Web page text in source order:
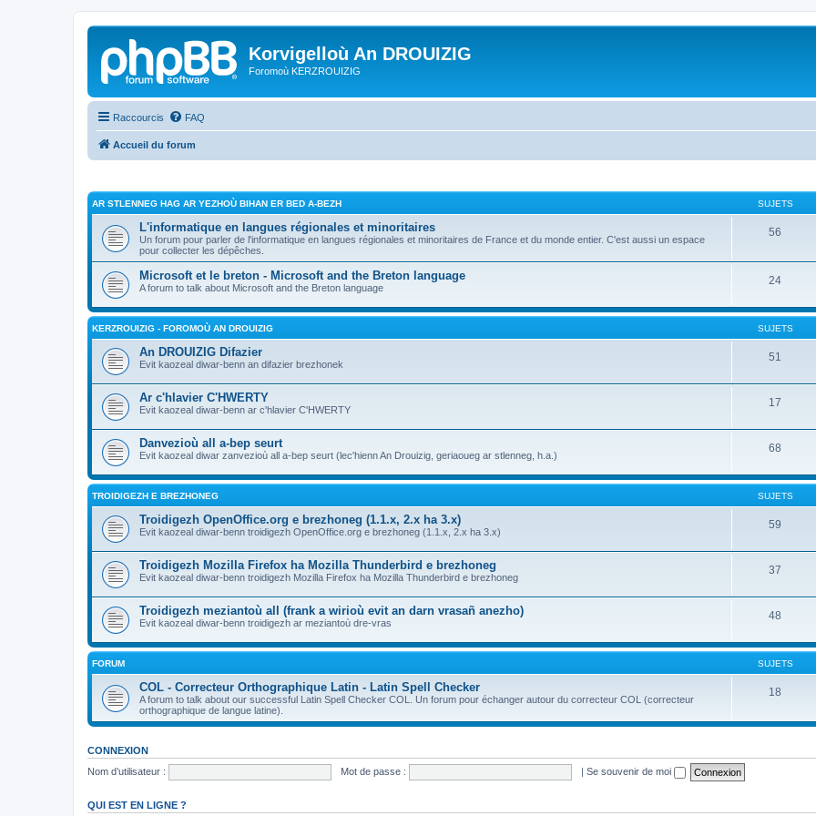
Korvigelloù An DROUIZIG
Foromoù KERZROUIZIG
Raccourcis FAQ
Accueil du forum
AR STLENNEG HAG AR YEZHOÙ BIHAN ER BED A-BEZH SUJETS
L'informatique en langues régionales et minoritaires
Un forum pour parler de l'informatique en langues régionales et minoritaires de France et du monde entier. C'est aussi un espace
pour collecter les dépêches.
56
Microsoft et le breton - Microsoft and the Breton language
A forum to talk about Microsoft and the Breton language
24
KERZROUIZIG - FOROMOÙ AN DROUIZIG SUJETS
An DROUIZIG Difazier
Evit kaozeal diwar-benn an difazier brezhonek
51
Ar c'hlavier C'HWERTY
Evit kaozeal diwar-benn ar c'hlavier C'HWERTY
17
Danvezioù all a-bep seurt
Evit kaozeal diwar zanvezioù all a-bep seurt (lec'hienn An Drouizig, geriaoueg ar stlenneg, h.a.)
68
TROIDIGEZH E BREZHONEG SUJETS
Troidigezh OpenOffice.org e brezhoneg (1.1.x, 2.x ha 3.x)
Evit kaozeal diwar-benn troidigezh OpenOffice.org e brezhoneg (1.1.x, 2.x ha 3.x)
59
Troidigezh Mozilla Firefox ha Mozilla Thunderbird e brezhoneg
Evit kaozeal diwar-benn troidigezh Mozilla Firefox ha Mozilla Thunderbird e brezhoneg
37
Troidigezh meziantoù all (frank a wirioù evit an darn vrasañ anezho)
Evit kaozeal diwar-benn troidigezh ar meziantoù dre-vras
48
FORUM SUJETS
COL - Correcteur Orthographique Latin - Latin Spell Checker
A forum to talk about our successful Latin Spell Checker COL. Un forum pour échanger autour du correcteur COL (correcteur
orthographique de langue latine).
18
CONNEXION
Nom d’utilisateur :
Mot de passe : | Se souvenir de moi
QUI EST EN LIGNE ?